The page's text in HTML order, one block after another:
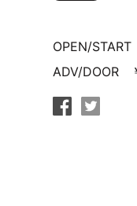
OPEN/
ADV/DOOR